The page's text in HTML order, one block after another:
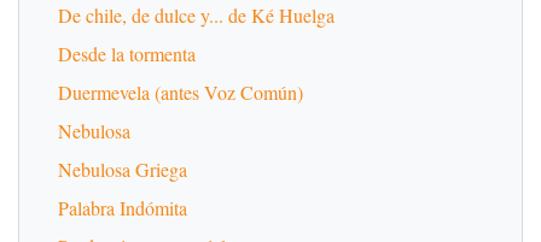
De chile, de dulce y... de Ké Huelga
Desde la tormenta
Duermevela (antes Voz Común)
Nebulosa
Nebulosa Griega
Palabra Indómita